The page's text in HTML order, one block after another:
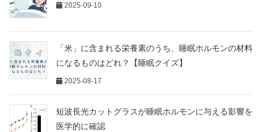
2025-09-10
「米」に含まれる栄養素のうち、睡眠ホルモンの材料
になるものはどれ？【睡眠クイズ】
2025-08-17
短波長光カットグラスが睡眠ホルモンに与える影響を
医学的に確認